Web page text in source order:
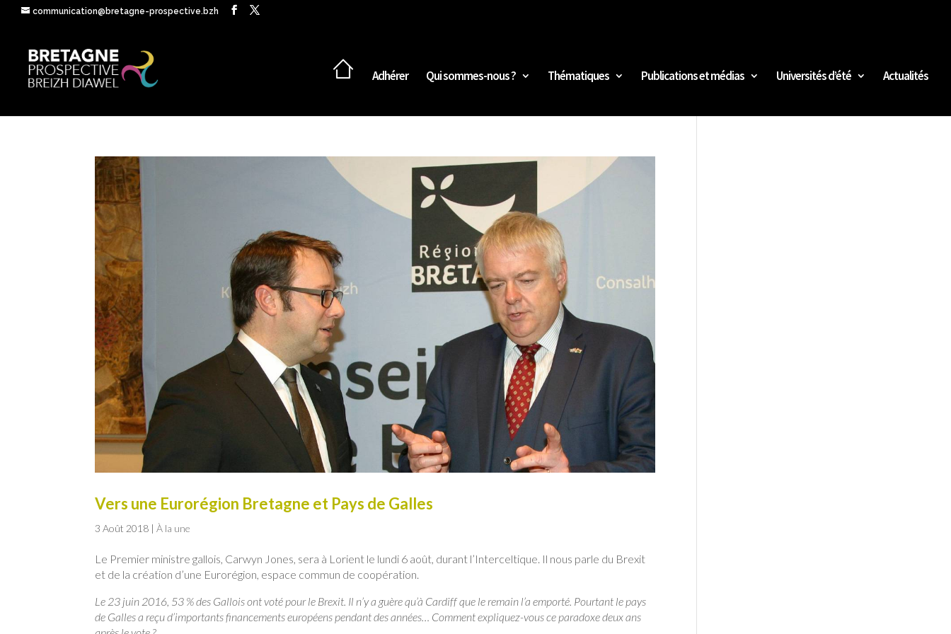
communication@bretagne-prospective.bzh
Adhérer Qui sommes-nous ? Thématiques Publications et médias Universités d’été Actualités
Vers une Eurorégion Bretagne et Pays de Galles
3 Août 2018 |À la une
Le Premier ministre gallois, Carwyn Jones, sera à Lorient le lundi 6 août, durant l’Interceltique. Il nous parle du Brexit
et de la création d’une Eurorégion, espace commun de coopération.
Le 23 juin 2016, 53 % des Gallois ont voté pour le Brexit. Il n’y a guère qu’à Cardiff que le remain l’a emporté. Pourtant le pays
de Galles a reçu d’importants financements européens pendant des années… Comment expliquez-vous ce paradoxe deux ans